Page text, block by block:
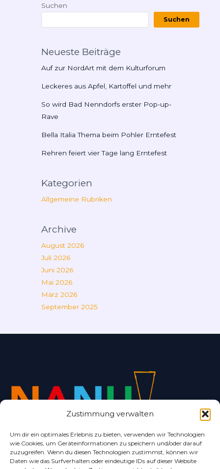
Zustimmung verwalten
Um dir ein optimales Erlebnis zu bieten, verwenden wir Technologien
wie Cookies, um Geräteinformationen zu speichern und/oder darauf
zuzugreifen. Wenn du diesen Technologien zustimmst, können wir
Daten wie das Surfverhalten oder eindeutige IDs auf dieser Website
Suchen
Suchen
Neueste Beiträge
Auf zur NordArt mit dem Kulturforum
Leckeres aus Apfel, Kartoffel und mehr
So wird Bad Nenndorfs erster Pop-up-
Rave
Bella Italia Thema beim Pohler Erntefest
Rehren feiert vier Tage lang Erntefest
Kategorien
Allgemeine Rubriken
Archive
August 2026
Juli 2026
Juni 2026
Mai 2026
März 2026
September 2025
Alles rund um Bad Nenndorf und Umgebung.